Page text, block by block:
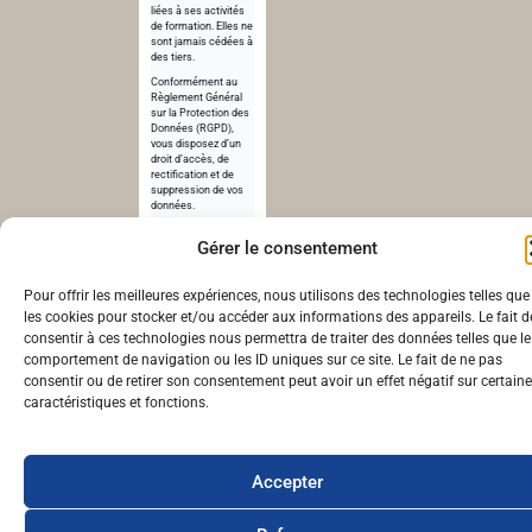
Gérer le consentement
Pour offrir les meilleures expériences, nous utilisons des technologies telles que
les cookies pour stocker et/ou accéder aux informations des appareils. Le fait
consentir à ces technologies nous permettra de traiter des données telles que le
comportement de navigation ou les ID uniques sur ce site. Le fait de ne pas
consentir ou de retirer son consentement peut avoir un effet négatif sur
caractéristiques et fonctions.
Accepter
liées à ses activités
de formation. Elles ne
sont jamais cédées à
des tiers.
Conformément au
Règlement Général
sur la Protection des
Données (RGPD),
vous disposez d’un
droit d’accès, de
rectification et de
suppression de vos
données.
consultez notre
© cheunapan.fr – Réalisé par cheunapan.fr | 2024